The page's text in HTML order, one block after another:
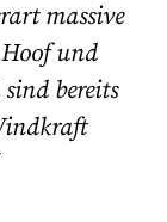
massive
Hoof und
bereits